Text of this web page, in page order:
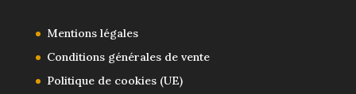
Mentions légales
Conditions générales de vente
Politique de cookies (UE)